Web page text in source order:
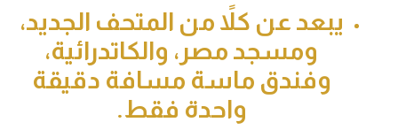
يبعد عن كلاً من المتحف الجديد،
ومسجد مصر، والكاتدرائية،
وفندق ماسة مسافة دقيقة
واحدة فقط.